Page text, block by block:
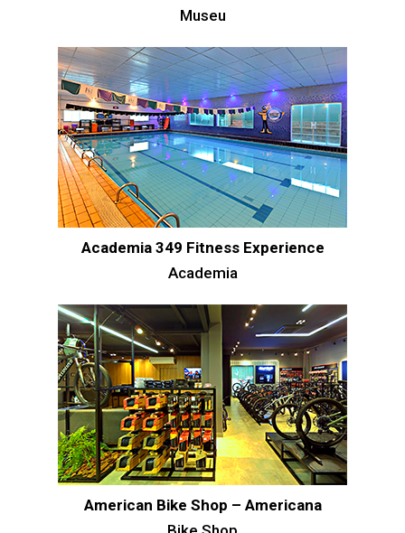
Museu
Academia 349 Fitness Experience
Academia
American Bike Shop – Americana